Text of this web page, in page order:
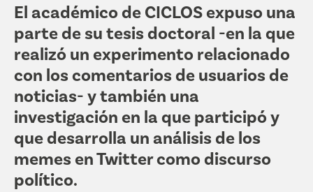
El académico de CICLOS expuso una
parte de su tesis doctoral -en la que
realizó un experimento relacionado
con los comentarios de usuarios de
noticias- y también una
investigación en la que participó y
que desarrolla un análisis de los
memes en Twitter como discurso
político.